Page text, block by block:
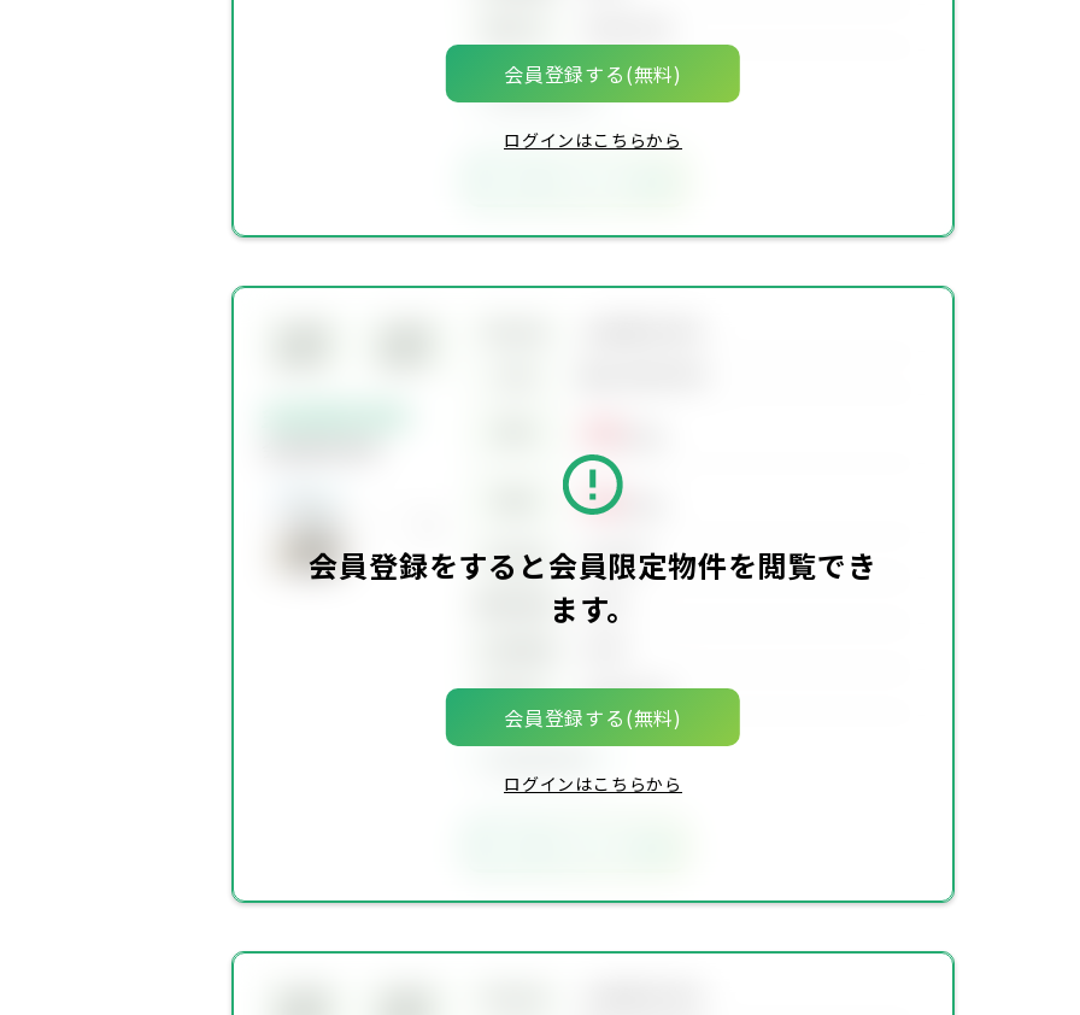
会員登録する(無料)
ログインはこちらから
会員登録をすると会員限定物件を閲覧でき
ます。
会員登録する(無料)
ログインはこちらから
00
坪単価
00万円
建物面積
00坪
築年月
00年00月